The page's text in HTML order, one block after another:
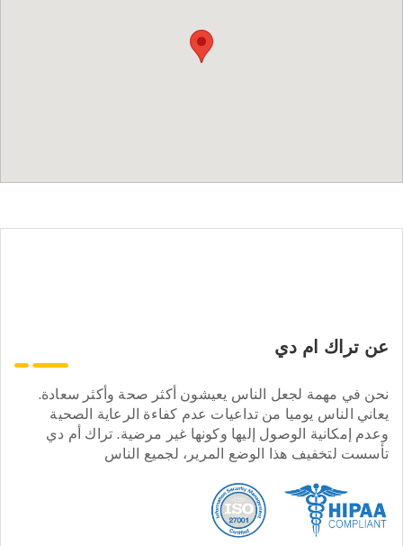
عن تراك ام دي
نحن في مهمة لجعل الناس يعيشون أكثر صحة وأكثر سعادة.
يعاني الناس يوميا من تداعيات عدم كفاءة الرعاية الصحية
وعدم إمكانية الوصول إليها وكونها غير مرضية. تراك أم دي
تأسست لتخفيف هذا الوضع المرير، لجميع الناس